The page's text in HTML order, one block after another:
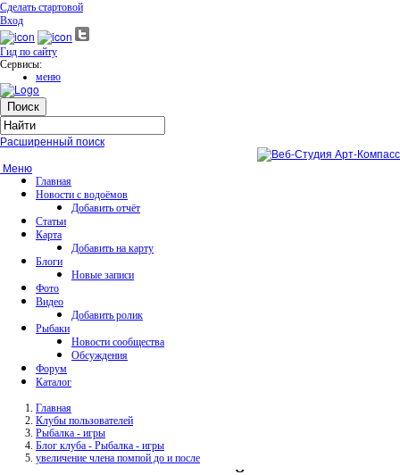
Сделать стартовой
Вход
Гид по сайту
Сервисы:
меню
Расширенный поиск
Меню
Главная
Новости с водоёмов
Добавить отчёт
Статьи
Карта
Добавить на карту
Блоги
Новые записи
Фото
Видео
Добавить ролик
Рыбаки
Новости сообщества
Обсуждения
Форум
Каталог
Главная
Клубы пользователей
Рыбалка - игры
Блог клуба - Рыбалка - игры
увеличение члена помпой до и после